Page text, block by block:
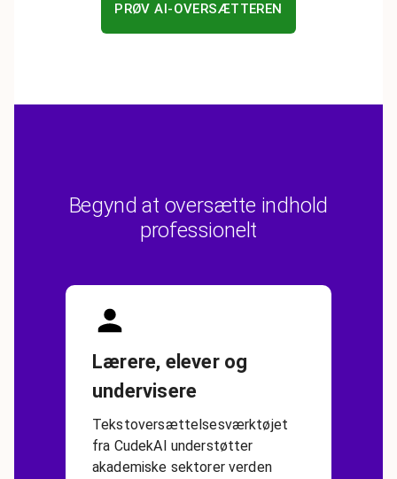
PRØV AI-OVERSÆTTEREN
Begynd at oversætte indhold
professionelt
Lærere, elever og
undervisere
Tekstoversættelsesværktøjet
fra CudekAI understøtter
akademiske sektorer verden